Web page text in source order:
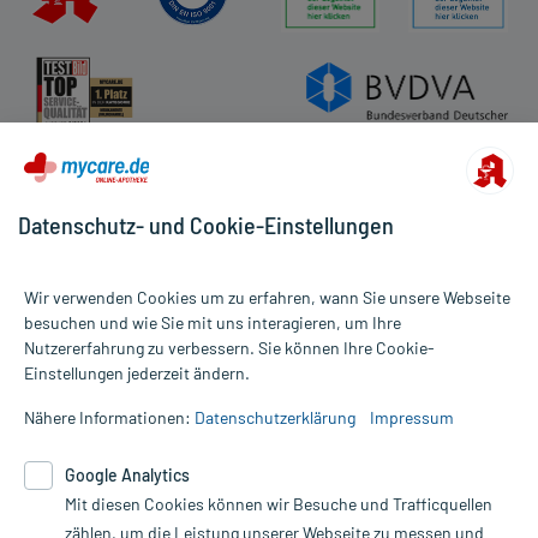
Alle Preise gelten inkl. MwSt., ggf. zzgl. Versandkosten
Informationen auf dieser Website werden ausschließlich für
die Untersuchung und Behandlung durch einen Arzt. Bitte
Therapien eingeleitet werden können. | Diese Webseite benutzt
Google Analytics. Lesen Sie bitte dazu die wichtigen Hinweise in
unserer Datenschutzerklärung. Für den Widerruf einer Bestellung
Datenschutz- und Cookie-Einstellungen
Wir verwenden Cookies um zu erfahren, wann Sie unsere Webseite
besuchen und wie Sie mit uns interagieren, um Ihre
Nutzererfahrung zu verbessern. Sie können Ihre Cookie-
Einstellungen jederzeit ändern.
Nähere Informationen: Datenschutzerklärung Impressum
Google Analytics
Mit diesen Cookies können wir Besuche und Trafficquellen
zählen, um die Leistung unserer Webseite zu messen und